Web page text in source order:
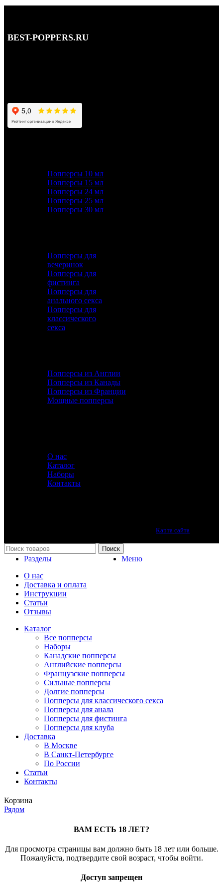
BEST-POPPERS.RU
Попперсы 10 мл
Попперсы 15 мл
Попперсы 24 мл
Попперсы 25 мл
Попперсы 30 мл
Попперсы для
вечеринок
Попперсы для
фистинга
Попперсы для
анального секса
Попперсы для
классического
секса
Попперсы из Англии
Попперсы из Канады
Попперсы из Франции
Мощные попперсы
О нас
Каталог
Наборы
Контакты
Карта сайта
Поиск
Меню
Разделы
О нас
Доставка и оплата
Инструкции
Статьи
Отзывы
Каталог
Все попперсы
Наборы
Канадcкие попперсы
Английские попперсы
Французские попперсы
Сильные попперсы
Долгие попперсы
Попперсы для классического секса
Попперсы для анала
Попперсы для фистинга
Попперсы для клуба
Доставка
В Москве
В Санкт-Петербурге
По России
Статьи
Контакты
Корзина
Рядом
ВАМ ЕСТЬ 18 ЛЕТ?
Для просмотра страницы вам должно быть 18 лет или больше.
Пожалуйста, подтвердите свой возраст, чтобы войти.
Доступ запрещен